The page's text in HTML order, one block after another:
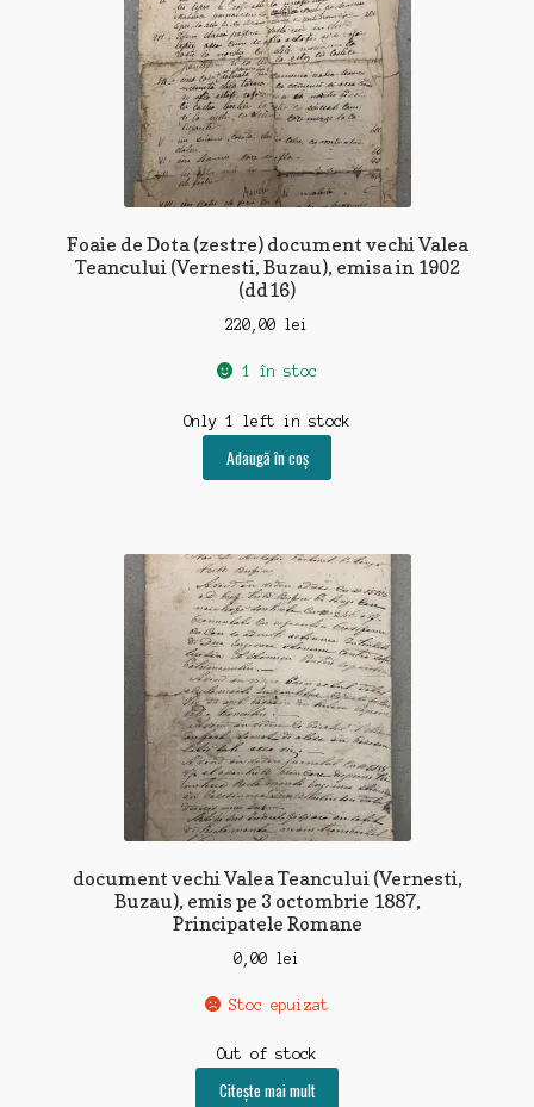
Foaie de Dota (zestre) document vechi Valea
Teancului (Vernesti, Buzau), emisa in 1902
(dd16)
220,00 lei
1 în stoc
Only 1 left in stock
Adaugă în coș
document vechi Valea Teancului (Vernesti,
Buzau), emis pe 3 octombrie 1887,
Principatele Romane
0,00 lei
Stoc epuizat
Out of stock
Citește mai mult